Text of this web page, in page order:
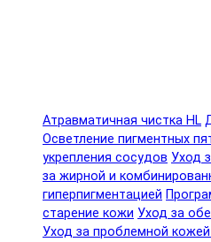
Атравматичная чистка HL
Осветление пигментных
укрепления сосудов Уход
за жирной и
гиперпигментацией
старение кожи Уход за
Уход за проблемной кожей